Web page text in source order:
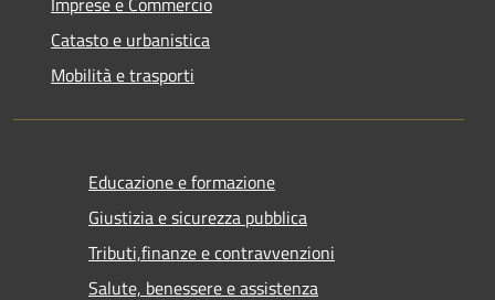
Catasto e urbanistica
Mobilità e trasporti
Educazione e formazione
Giustizia e sicurezza pubblica
Tributi,finanze e contravvenzioni
Salute, benessere e assistenza